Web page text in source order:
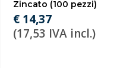
Zincato (100 pezzi)
€ 14,37
(17,53 IVA incl.)